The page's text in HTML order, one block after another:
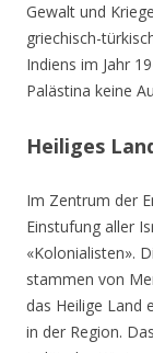
Gewalt und
griechisch-
Indiens im Jahr
Palästina keine
Heiliges
Im Zentrum der
Einstufung aller
«Kolonialisten».
stammen von
das Heilige Land
in der Region.